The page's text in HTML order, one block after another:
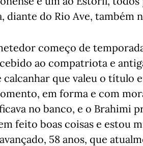
diante do Rio Ave, também
começo de
ao compatriota e
calcanhar que valeu o título
em forma e com
no banco, e o Brahimi
feito boas coisas e estou
58 anos, que